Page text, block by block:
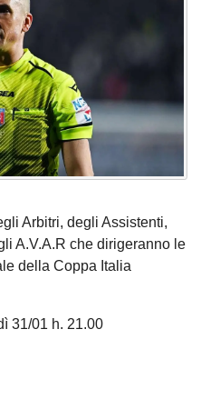
Arbitri, degli Assistenti,
A.V.A.R che dirigeranno le
della Coppa Italia
31/01 h. 21.00